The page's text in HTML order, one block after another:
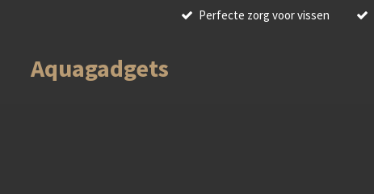
Perfecte zorg voor vissen
Aquagadgets